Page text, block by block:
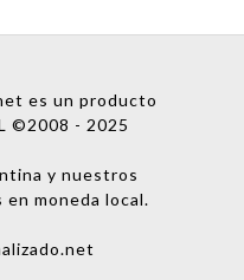
es un producto
©2008 - 2025
y nuestros
moneda local.